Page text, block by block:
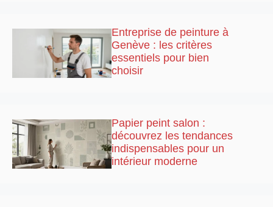
Entreprise de peinture à
Genève : les critères
essentiels pour bien
choisir
Papier peint salon :
découvrez les tendances
indispensables pour un
intérieur moderne